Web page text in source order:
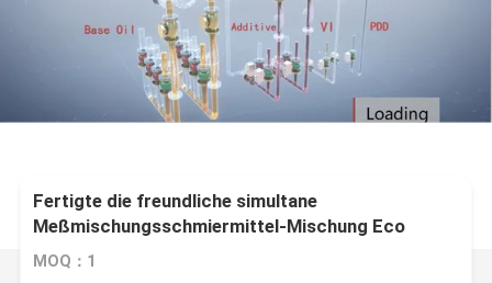
Fertigte die freundliche simultane
Meßmischungsschmiermittel-Mischung Eco
besonders an
MOQ：1